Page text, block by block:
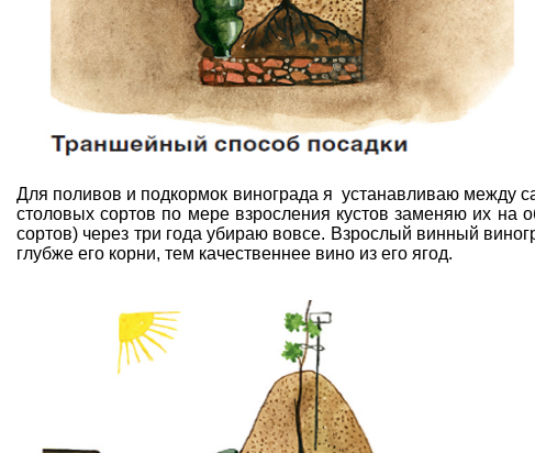
Для поливов и подкормок винограда я устанавливаю между
столовых сортов по мере взросления кустов заменяю их на
сортов) через три года убираю вовсе. Взрослый винный
глубже его корни, тем качественнее вино из его ягод.